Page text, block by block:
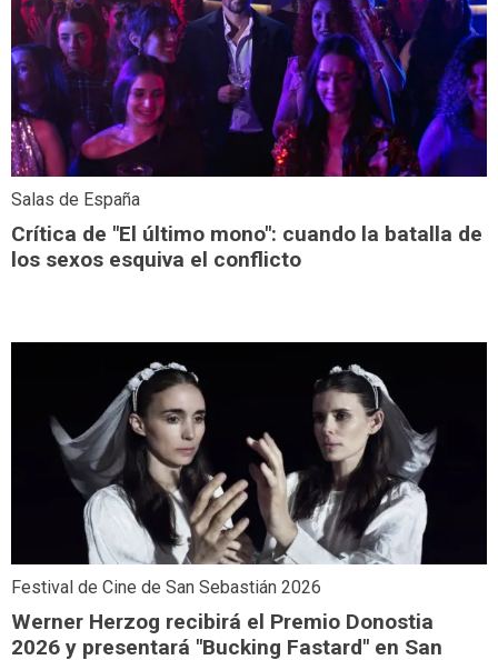
Salas de España
Crítica de "El último mono": cuando la batalla de
los sexos esquiva el conflicto
Festival de Cine de San Sebastián 2026
Werner Herzog recibirá el Premio Donostia
2026 y presentará "Bucking Fastard" en San